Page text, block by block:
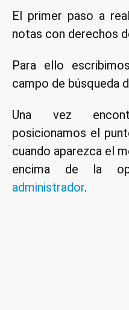
El primer paso a
notas con derechos
Para ello
campo de búsqueda
Una vez
posicionamos el
cuando aparezca el
encima de la
administrador.